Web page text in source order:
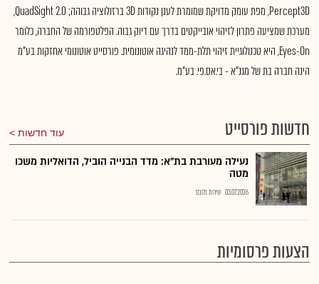
Percept3D, מפת עומק מדויקת שמומרת לענן נקודות 3D ברזולוציה גבוהה; QuadSight 2.0,
מערכת שמציעה פתרון לזיהוי אובייקטים בדרך עם דיוק גבוה. הפלטפורמה של החברה, כלומר
Eyes-On, היא טכנולוגיית זיהוי תלת-ממד לנהיגה אוטונומית. פורסייט אוטונומי אחזקות בע"מ
הינה חברה בת של מגנ"א - בי.אס.פי. בע"מ.
חדשות פורסייט עוד חדשות
נעילה מעורבת בת"א: מדד הבנייה הוביל, הדואליות משכו
מטה
03.07.2026 שירות גלובס
הצעות פרסומיות